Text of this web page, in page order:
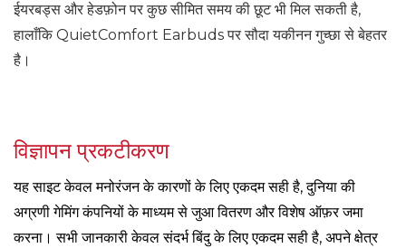
ईयरबड्स और हेडफ़ोन पर कुछ सीमित समय की छूट भी मिल सकती है,
हालाँकि QuietComfort Earbuds पर सौदा यकीनन गुच्छा से बेहतर
है।
विज्ञापन प्रकटीकरण
यह साइट केवल मनोरंजन के कारणों के लिए एकदम सही है, दुनिया की
अग्रणी गेमिंग कंपनियों के माध्यम से जुआ वितरण और विशेष ऑफ़र जमा
करना। सभी जानकारी केवल संदर्भ बिंदु के लिए एकदम सही है, अपने क्षेत्र